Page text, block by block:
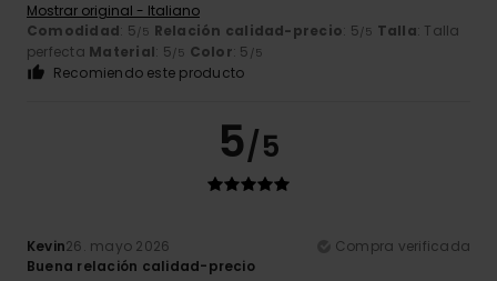
Mostrar original - Italiano
Comodidad: 5/5 Relación calidad-precio: 5/5 Talla: Talla
perfecta Material: 5/5 Color: 5 /5
Recomiendo este producto
5/5
Kevin26. mayo 2026
Compra verificada
Buena relación calidad-precio